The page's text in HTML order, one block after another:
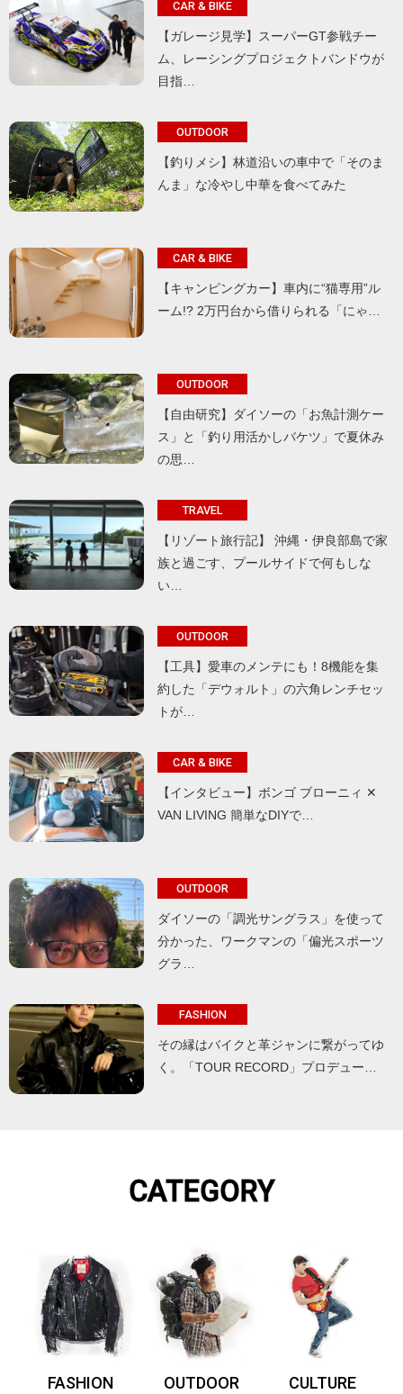
CAR & BIKE
【ガレージ見学】スーパーGT参戦チー
ム、レーシングプロジェクトバンドウが
目指…
OUTDOOR
【釣りメシ】林道沿いの車中で「そのま
んま」な冷やし中華を食べてみた
CAR & BIKE
【キャンピングカー】車内に“猫専用”ル
ーム!? 2万円台から借りられる「にゃ…
OUTDOOR
【自由研究】ダイソーの「お魚計測ケー
ス」と「釣り用活かしバケツ」で夏休み
の思…
TRAVEL
【リゾート旅行記】 沖縄・伊良部島で家
族と過ごす、プールサイドで何もしな
い…
OUTDOOR
【工具】愛車のメンテにも！8機能を集
約した「デウォルト」の六角レンチセッ
トが…
CAR & BIKE
【インタビュー】ボンゴ ブローニィ ✕
VAN LIVING 簡単なDIYで…
OUTDOOR
ダイソーの「調光サングラス」を使って
分かった、ワークマンの「偏光スポーツ
グラ…
FASHION
その縁はバイクと革ジャンに繋がってゆ
く。「TOUR RECORD」プロデュー…
CATEGORY
FASHION OUTDOOR CULTURE